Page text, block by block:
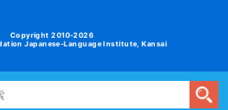
Copyright 2010-2026
Japanese-Language Institute, Kansai